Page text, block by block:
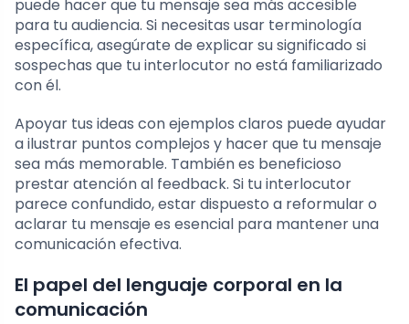
puede hacer que tu mensaje sea más accesible
para tu audiencia. Si necesitas usar terminología
específica, asegúrate de explicar su significado si
sospechas que tu interlocutor no está familiarizado
con él.
Apoyar tus ideas con ejemplos claros puede ayudar
a ilustrar puntos complejos y hacer que tu mensaje
sea más memorable. También es beneficioso
prestar atención al feedback. Si tu interlocutor
parece confundido, estar dispuesto a reformular o
aclarar tu mensaje es esencial para mantener una
comunicación efectiva.
El papel del lenguaje corporal en la
comunicación